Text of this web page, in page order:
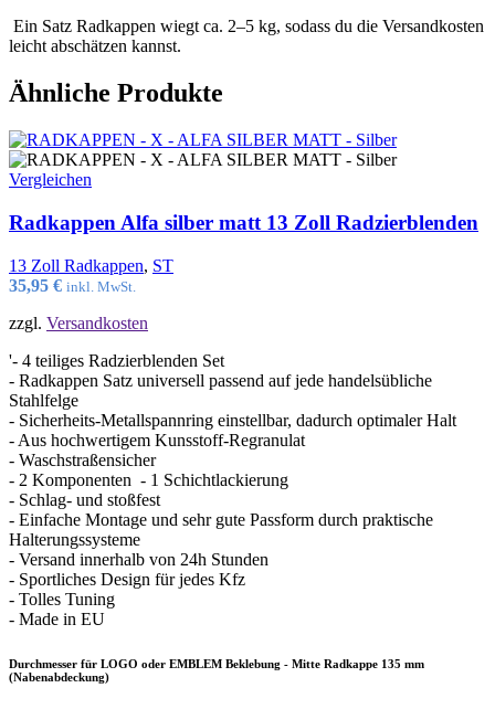
Ein Satz Radkappen wiegt ca. 2–5 kg, sodass du die Versandkosten
leicht abschätzen kannst.
Ähnliche Produkte
Vergleichen
Radkappen Alfa silber matt 13 Zoll Radzierblenden
13 Zoll Radkappen, ST
35,95 € inkl. MwSt.
zzgl. Versandkosten
'- 4 teiliges Radzierblenden Set
- Radkappen Satz universell passend auf jede handelsübliche
Stahlfelge
- Sicherheits-Metallspannring einstellbar, dadurch optimaler Halt
- Aus hochwertigem Kunsstoff-Regranulat
- Waschstraßensicher
- 2 Komponenten - 1 Schichtlackierung
- Schlag- und stoßfest
- Einfache Montage und sehr gute Passform durch praktische
Halterungssysteme
- Versand innerhalb von 24h Stunden
- Sportliches Design für jedes Kfz
- Tolles Tuning
- Made in EU
Durchmesser für LOGO oder EMBLEM Beklebung - Mitte Radkappe 135 mm
(Nabenabdeckung)